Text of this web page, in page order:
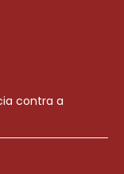
contra a